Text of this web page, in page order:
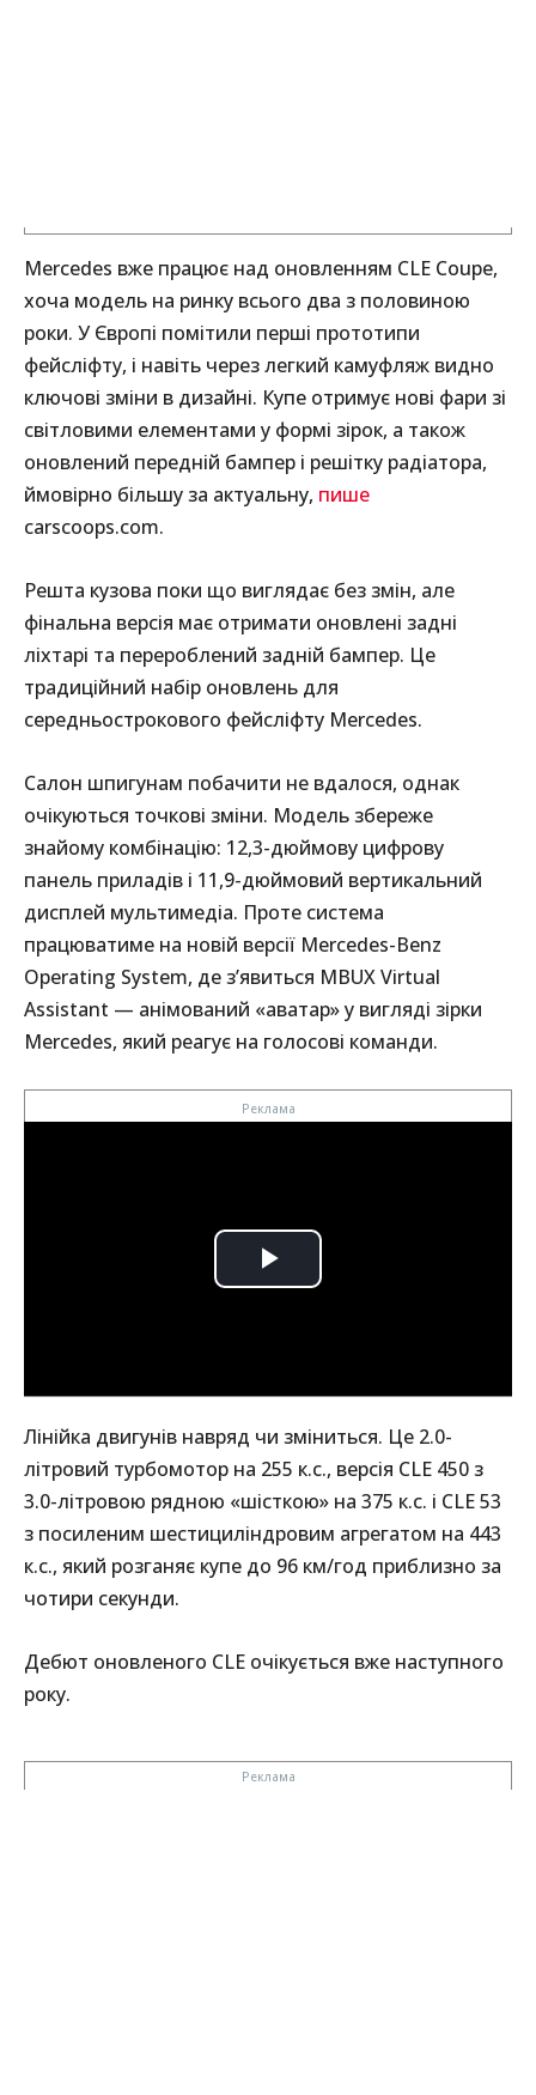
Mercedes вже працює над оновленням CLE Coupe,
хоча модель на ринку всього два з половиною
роки. У Європі помітили перші прототипи
фейсліфту, і навіть через легкий камуфляж видно
ключові зміни в дизайні. Купе отримує нові фари зі
світловими елементами у формі зірок, а також
оновлений передній бампер і решітку радіатора,
ймовірно більшу за актуальну, пише
carscoops.com.
Решта кузова поки що виглядає без змін, але
фінальна версія має отримати оновлені задні
ліхтарі та перероблений задній бампер. Це
традиційний набір оновлень для
середньострокового фейсліфту Mercedes.
Салон шпигунам побачити не вдалося, однак
очікуються точкові зміни. Модель збереже
знайому комбінацію: 12,3-дюймову цифрову
панель приладів і 11,9-дюймовий вертикальний
дисплей мультимедіа. Проте система
працюватиме на новій версії Mercedes-Benz
Operating System, де з’явиться MBUX Virtual
Assistant — анімований «аватар» у вигляді зірки
Mercedes, який реагує на голосові команди.
Лінійка двигунів навряд чи зміниться. Це 2.0-
літровий турбомотор на 255 к.с., версія CLE 450 з
3.0-літровою рядною «шісткою» на 375 к.с. і CLE 53
з посиленим шестициліндровим агрегатом на 443
к.с., який розганяє купе до 96 км/год приблизно за
чотири секунди.
Дебют оновленого CLE очікується вже наступного
року.